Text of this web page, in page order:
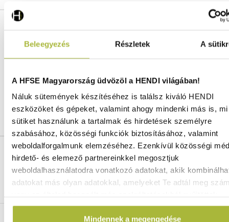
Beleegyezés Részletek A
A HFSE Magyarország üdvözöl a HENDI világában!
Náluk sütemények készítéséhez is találsz kiváló HENDI
eszközöket és gépeket, valamint ahogy mindenki más is,
sütiket használunk a tartalmak és hirdetések személyre
szabásához, közösségi funkciók biztosításához, valamint
weboldalforgalmunk elemzéséhez. Ezenkívül közösségi
hirdető- és elemező partnereinkkel megosztjuk
weboldalhasználatodra vonatkozó adatokat, akik
adatokat más olyan adatokkal, amelyeket Te adtál meg
Mindennek a megengedése
Cikkszám:
Anyag:Rozsdamentes acél
Bruttó súly:14,42 kg
Gyártó: HENDI
Vonalkód / GTIN azonosító:8711369710319
Vámtarifaszám:96170000
Ingyenes szállítás 25 000 Ft felett
Szállítás akár 1 munkanapon belül
Mindig a legkedvezőbb HENDI árak